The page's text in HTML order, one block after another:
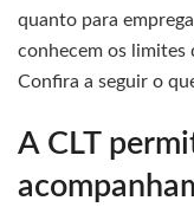
quanto para
conhecem os limites
Confira a seguir o
A CLT